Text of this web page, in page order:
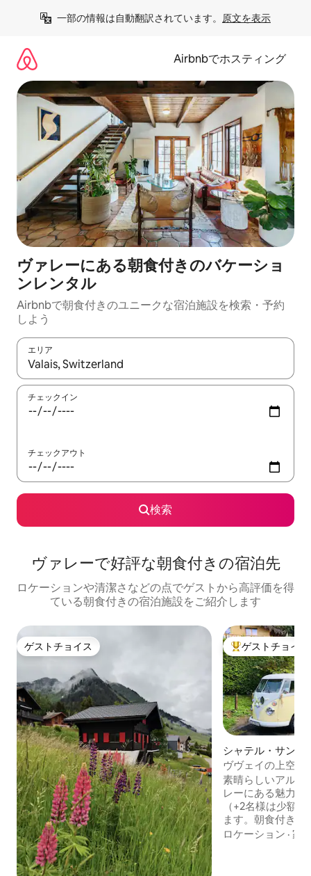
一部の情報は自動翻訳されています。 原文を表示
Airbnbでホスティング
ヴァレーにある朝食付きのバケーショ
ンレンタル
Airbnbで朝食付きのユニークな宿泊施設を検索・予約
しよう
エリア
検索結果が表示されたら、上下の矢印キーを使って移動するか
チェックイン
チェックアウト
検索
ヴァレーで好評な朝食付きの宿泊先
ロケーションや清潔さなどの点でゲストから高評価を得
ている朝食付きの宿泊施設をご紹介します
ゲストチョイス
ゲストチョイス 大好評のゲスト
ゲストチョイス
シャテル・サン・
ンドミニアム
ヴヴェイの上空に
のロマンチックな
素晴らしいアルプ
レーにある魅力的
（+2名様は少額
ます。朝食付き
ー、まばゆいほ
ロケーション ·家